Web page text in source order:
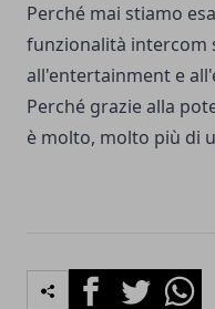
Perché mai stiamo
funzionalità intercom
all'entertainment e
Perché grazie alla
è molto, molto più di
FacebookTwitter